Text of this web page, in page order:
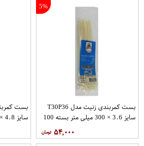
5%
بست کمربندی زنیت مدل T30P36
سایز 3.6 × 300 میلی متر بسته 100
۵۴,۰۰۰